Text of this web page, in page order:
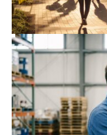
Pourquoi